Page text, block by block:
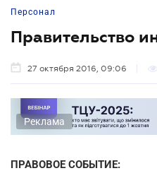
Персонал
Правительство
27 октября 2016, 09:06
Реклама
ПРАВОВОЕ СОБЫТИЕ: